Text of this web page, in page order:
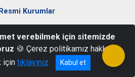
Resmi Kurumlar
No:92 Karabük Valiliği 78100
413 04 00
verebilmek için sitemizde
🍪 Çerez politikamız hakkında
için tıklayınız Kabul et